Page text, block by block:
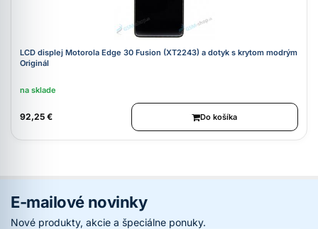
LCD displej Motorola Edge 30 Fusion (XT2243) a dotyk s krytom modrým
Originál
na sklade
92,25 € Do košíka
E-mailové novinky
Nové produkty, akcie a špeciálne ponuky.